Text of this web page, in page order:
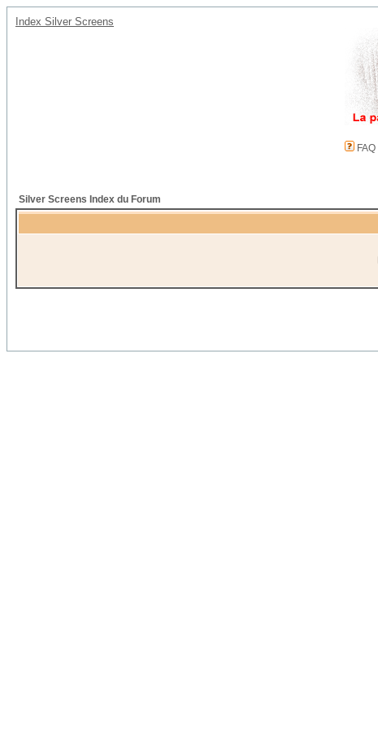
Index Silver Screens
FAQ
Silver Screens Index du Forum